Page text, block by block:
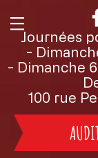
Journées
-
- Dimanche
De
100 rue